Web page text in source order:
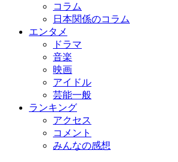
コラム
日本関係のコラム
エンタメ
ドラマ
音楽
映画
アイドル
芸能一般
ランキング
アクセス
コメント
みんなの感想